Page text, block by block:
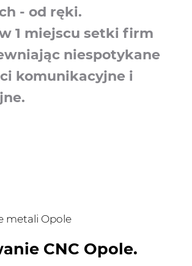
- od ręki.
1 miejscu setki firm
niespotykane
komunikacyjne i
metali Opole
CNC Opole.